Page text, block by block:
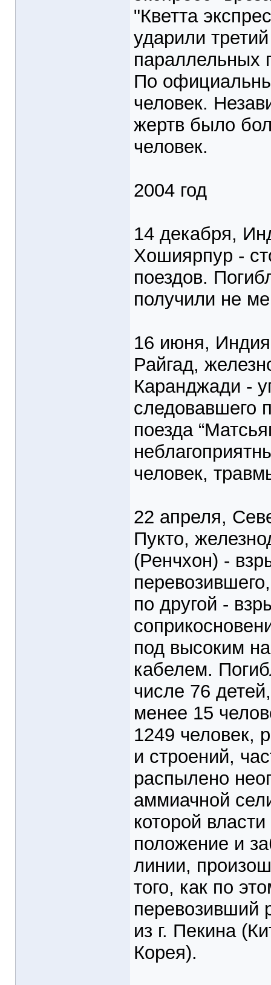
"Кветта
ударили
параллельных
По
человек.
жертв было
человек.
2004 год
14 декабря,
Хошиярпур -
поездов.
получили не
16 июня,
Райгад,
Каранджади -
следовавшего
поезда
человек,
22 апреля,
Пукто,
(Ренчхон) -
по другой -
под высоким
кабелем.
числе 76
менее 15
1249 человек,
и строений,
распылено
аммиачной
которой
положение и
линии,
того, как по
перевозивший
из г. Пекина
Корея).